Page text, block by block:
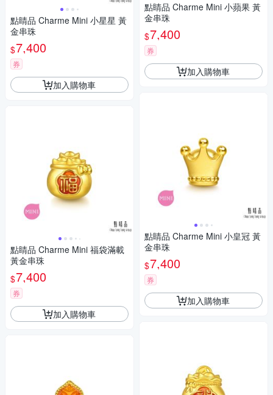
點睛品 Charme Mini 小星星 黃
金串珠
$7,400
券
加入購物車
點睛品 Charme Mini 福袋滿載
黃金串珠
$7,400
券
加入購物車
點睛品 Charme Mini 小蘋果 黃
金串珠
$7,400
券
加入購物車
點睛品 Charme Mini 小皇冠 黃
金串珠
$7,400
券
加入購物車